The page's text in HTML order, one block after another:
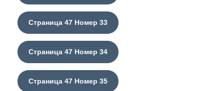
Страница 47 Номер 33
Страница 47 Номер 34
Страница 47 Номер 35